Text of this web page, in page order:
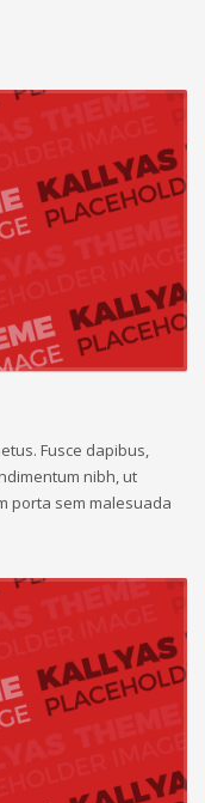
Fusce dapibus,
nibh, ut
porta sem malesuada